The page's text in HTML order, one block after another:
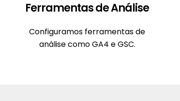
Ferramentas de Análise
Configuramos ferramentas de
análise como GA4 e GSC.